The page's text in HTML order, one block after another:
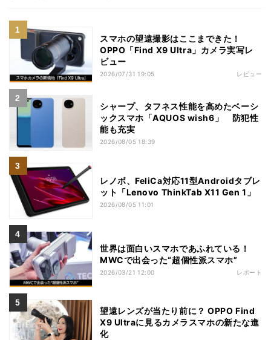
スマホの望遠撮影はここまできた！
OPPO「Find X9 Ultra」カメラ実写レ
ビュー
2026/07/31 19:05 レビュー
シャープ、タフネス性能を高めたベーシ
ックスマホ「AQUOS wish6」 防犯性
能も充実
2026/08/05 18:39
レノボ、FeliCa対応11型Androidタブレ
ット「Lenovo ThinkTab X11 Gen 1」
2026/08/05 11:01
世界は面白いスマホであふれている！
MWCで出会った“超個性派スマホ”
2026/03/21 12:00 レポート
望遠レンズが当たり前に？ OPPO Find
X9 Ultraに見るカメラスマホの新たな進
化